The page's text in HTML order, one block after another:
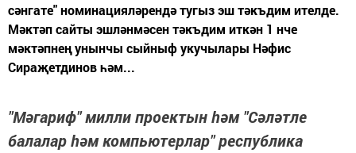
сәнгате" номинацияләрендә тугыз эш тәкъдим ителде.
Мәктәп сайты эшләнмәсен тәкъдим иткән 1 нче
мәктәпнең унынчы сыйныф укучылары Нәфис
Сираҗетдинов һәм...
"Мәгариф" милли проектын һәм "Сәләтле
балалар һәм компьютерлар" республика